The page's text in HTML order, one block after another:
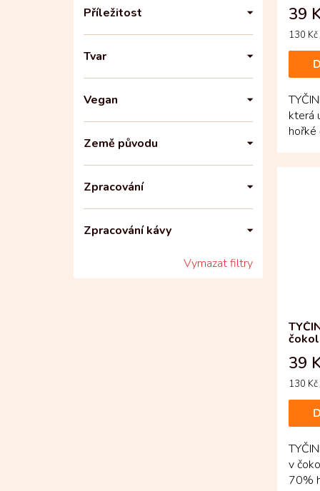
Příležitost
Tvar
Vegan
Země původu
Zpracování
Zpracování kávy
Vymazat filtry
39
Měrná
130
která
hořké
39
Měrná
130
v
70%